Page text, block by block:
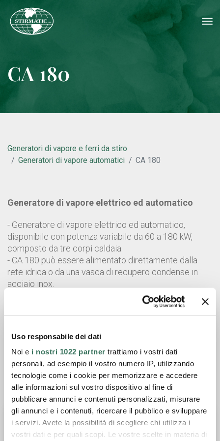
Uso responsabile dei dati
Noi e i nostri 1022 partner trattiamo i vostri dati
personali, ad esempio il vostro numero IP, utilizzando
tecnologie come i cookie per memorizzare e accedere
alle informazioni sul vostro dispositivo al fine di
pubblicare annunci e contenuti personalizzati, misurare
gli annunci e i contenuti, ricercare il pubblico e sviluppare
i servizi. Avete la possibilità di scegliere chi utilizza i
vostri dati e per quali scopi. Le vostre scelte in materia di
CA 180
Generatori di vapore e ferri da stiro
Generatori di vapore automatici
CA 180
Generatore di vapore elettrico ed automatico
- Generatore di vapore elettrico ed automatico,
disponibile con potenza variabile da 60 a 180 kW,
composto da tre corpi caldaia.
- CA 180 può essere alimentato direttamente dalla
rete idrica o da una vasca di recupero condense in
acciaio inox.
- La caldaia viene fornita con un totale di sei
resistenze utilizzabili totalmente oppure a stadi.
Catalogo generale
Chiedi informazioni